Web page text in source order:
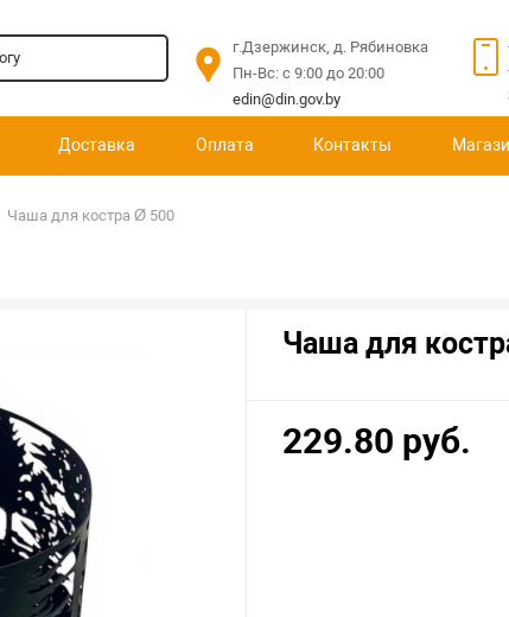
г.Дзержинск, д. Рябиновка
Пн-Вс: c 9:00 до 20:00
edin@din.gov.by
Доставка Оплата Контакты
Чаша для костра Ø 500
Чаша для
229.80 руб.